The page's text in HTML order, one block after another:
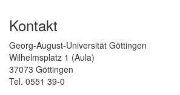
Kontakt
Georg-August-Universität Göttingen
Wilhelmsplatz 1 (Aula)
37073 Göttingen
Tel. 0551 39-0